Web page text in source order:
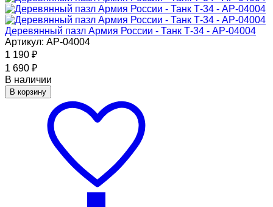
Деревянный пазл Армия России - Танк Т-34 - АР-04004
Артикул: АР-04004
1 190 ₽
1 690 ₽
В наличии
В корзину